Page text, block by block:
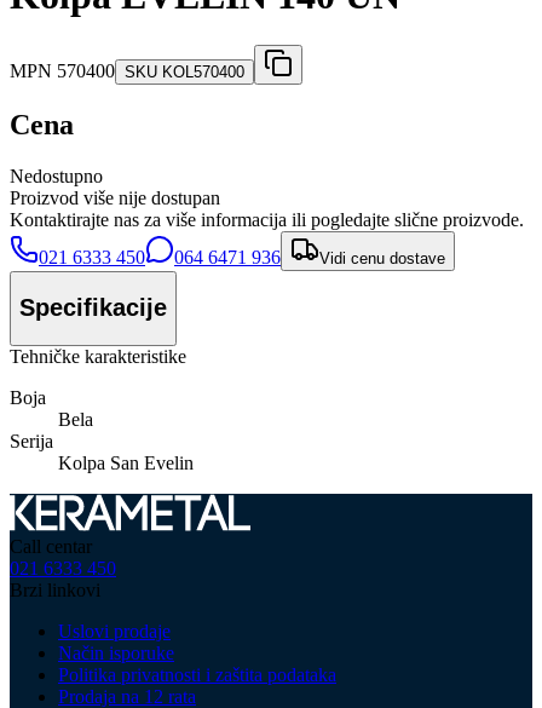
MPN 570400 SKU KOL570400
Cena
Nedostupno
Proizvod više nije dostupan
Kontaktirajte nas za više informacija ili pogledajte slične proizvode.
021 6333 450
064 6471 936 Vidi cenu dostave
Specifikacije
Tehničke karakteristike
Boja
Bela
Serija
Kolpa San Evelin
Call centar
021 6333 450
Brzi linkovi
Uslovi prodaje
Način isporuke
Politika privatnosti i zaštita podataka
Prodaja na 12 rata